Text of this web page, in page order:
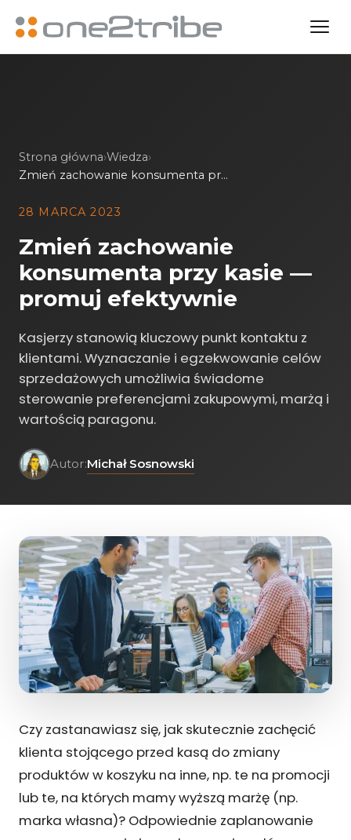
Strona główna›Wiedza›
Zmień zachowanie konsumenta przy kasie — promuj efektywnie
28 MARCA 2023
Zmień zachowanie
konsumenta przy kasie —
promuj efektywnie
Kasjerzy stanowią kluczowy punkt kontaktu z
klientami. Wyznaczanie i egzekwowanie celów
sprzedażowych umożliwia świadome
sterowanie preferencjami zakupowymi, marżą i
wartością paragonu.
Autor:Michał Sosnowski
Czy zastanawiasz się, jak skutecznie zachęcić
klienta stojącego przed kasą do zmiany
produktów w koszyku na inne, np. te na promocji
lub te, na których mamy wyższą marżę (np.
marka własna)? Odpowiednie zaplanowanie